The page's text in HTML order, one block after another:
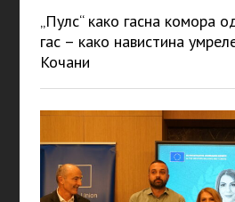
„Пулс“ како гасна комора
гас – како навистина
Кочани